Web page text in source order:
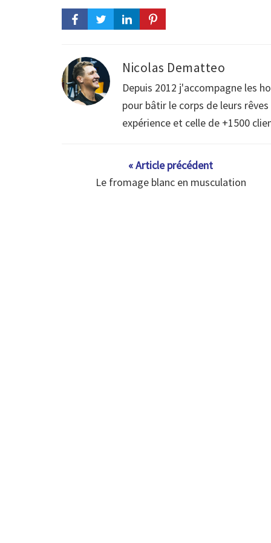
Nicolas Dematteo
Depuis 2012 j'accompagne les
pour bâtir le corps de leurs
expérience et celle de +1500
« Article précédent
Le fromage blanc en musculation